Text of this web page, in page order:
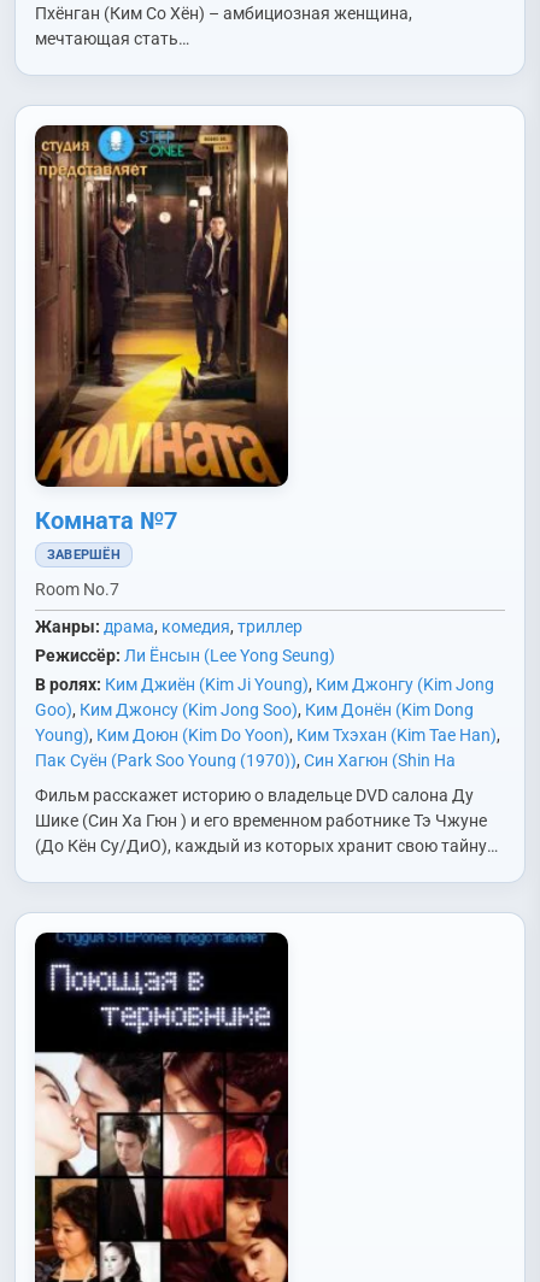
Пхёнган (Ким Со Хён) – амбициозная женщина,
мечтающая стать…
Комната №7
ЗАВЕРШЁН
Room No.7
Жанры: драма, комедия,триллер
Режиссёр: Ли Ёнсын (Lee Yong Seung)
В ролях: Ким Джиён (Kim Ji Young), Ким Джонгу (Kim Jong
Goo), Ким Джонсу (Kim Jong Soo), Ким Донён (Kim Dong
Young), Ким Доюн (Kim Do Yoon), Ким Тхэхан (Kim Tae Han),
Пак Суён (Park Soo Young (1970)), Син Хагюн (Shin Ha
Kyun)
,У Джихён (Woo Ji
Hyun)
,Хван Джонмин (Hwang Jung Min),
Чон Сокхо (Jun
Suk Ho)
Чон Сынгиль (Jung Seung Gil)
Чон Хитхэ (Jung Hee
Tae)
Чхве Мусон (Choi Moo Sung)
Фильм расскажет историю о владельце DVD салона Ду
Шике (Син Ха Гюн ) и его временном работнике Тэ Чжуне
(До Кён Су/ДиО), каждый из которых хранит свою тайну…